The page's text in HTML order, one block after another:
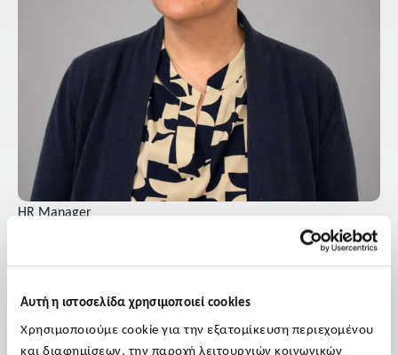
Αυτή η ιστοσελίδα χρησιμοποιεί cookies
Χρησιμοποιούμε cookie για την εξατομίκευση περιεχομένου
και διαφημίσεων, την παροχή λειτουργιών κοινωνικών
HR Manager
στρατηγική διαχείριση Ανθρώπινου Δυναμικού (HR),
οι Χρηματοοικονομικές Υπηρεσίες, οι Μη Κερδοσκοπικοί